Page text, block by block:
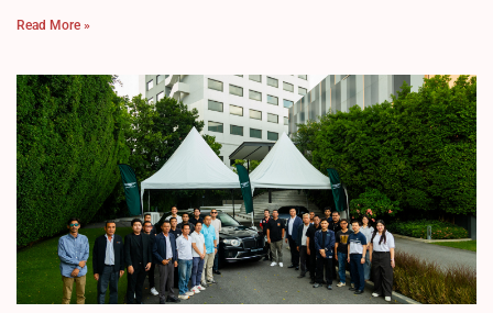
Read More »